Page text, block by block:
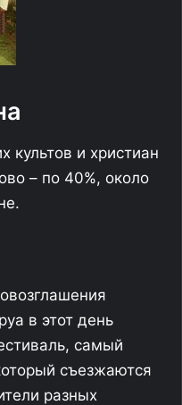
культов и христиан
– по 40%, около
в этот день
самый
съезжаются
разных